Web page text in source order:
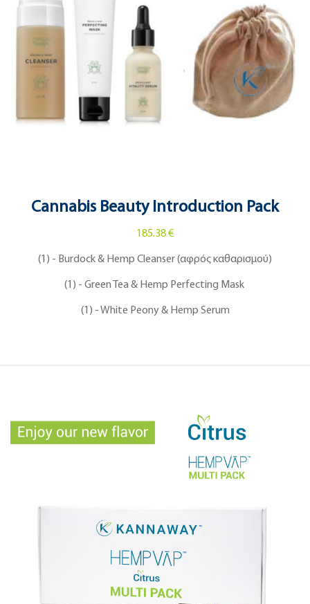
Cannabis Beauty Introduction Pack
185.38 €
(1) - Burdock & Hemp Cleanser (αφρός καθαρισμού)
(1) - Green Tea & Hemp Perfecting Mask
(1) - White Peony & Hemp Serum